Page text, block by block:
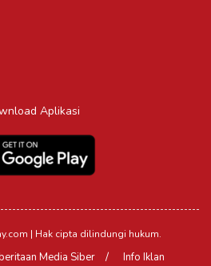
Aplikasi
| Hak cipta dilindungi hukum.
Media Siber Info Iklan